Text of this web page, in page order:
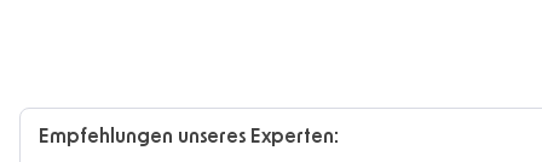
Empfehlungen unseres Experten: